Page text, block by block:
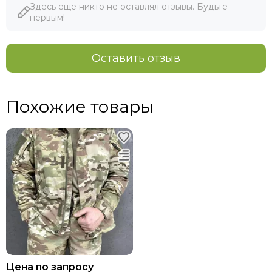
Здесь еще никто не оставлял отзывы. Будьте
первым!
Оставить отзыв
Похожие товары
Цена по запросу